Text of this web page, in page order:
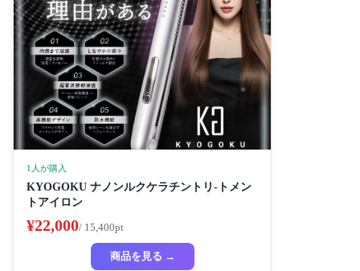
1人が購入
KYOGOKU ナノンルクケラチントリ-トメン
トアイロン
¥22,000/ 15,400pt
商品を見る →